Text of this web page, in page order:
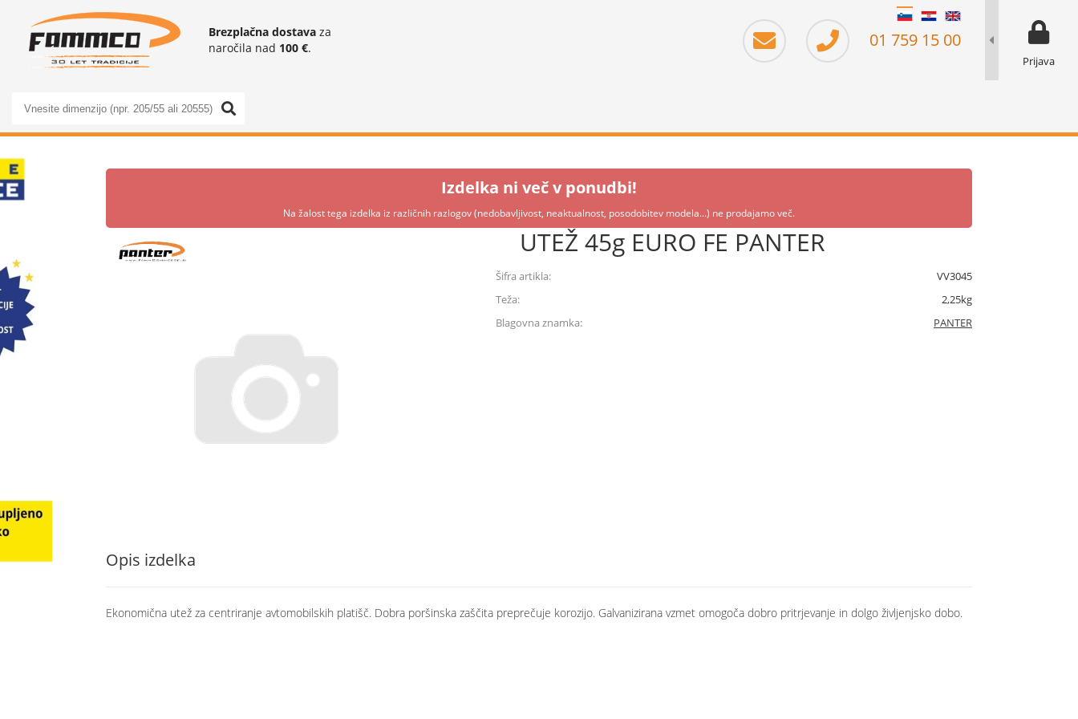
01 759 15 00
prikaz za
Prijava
Brezplačna dostava za
naročila nad 100 €.
Izdelka ni več v ponudbi!
Na žalost tega izdelka iz različnih razlogov (nedobavljivost, neaktualnost, posodobitev modela...) ne prodajamo več.
UTEŽ 45g EURO FE PANTER
Šifra artikla:
VV3045
Teža:
2,25kg
Blagovna znamka:
PANTER
Opis izdelka
Ekonomična utež za centriranje avtomobilskih platišč. Dobra poršinska zaščita preprečuje korozijo. Galvanizirana vzmet omogoča dobro pritrjevanje in dolgo življenjsko dobo.